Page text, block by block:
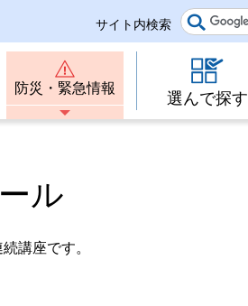
サイト内検索
防災・緊急情報
選んで探す
ル
講座です。